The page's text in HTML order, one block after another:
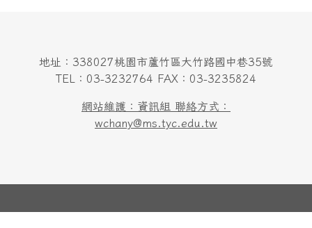
地址：338027桃園市蘆竹區大竹路國中巷35號
TEL：03-3232764 FAX：03-3235824
網站維護：資訊組 聯絡方式：
wchany@ms.tyc.edu.tw